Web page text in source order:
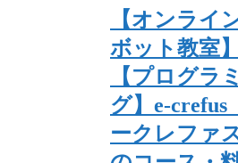
【オンライ
ボット教室】
【プログラ
グ】e-crefus
ークレファス